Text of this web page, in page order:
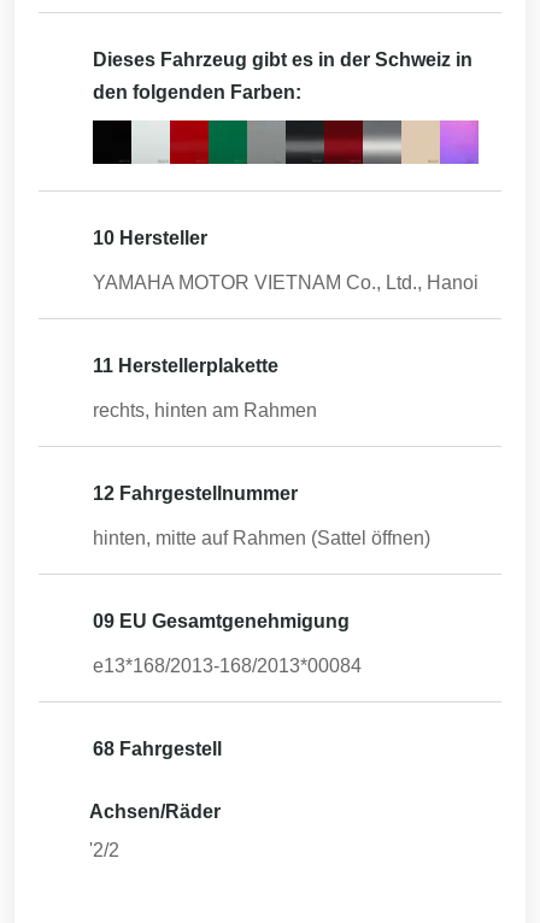
Dieses Fahrzeug gibt es in der Schweiz in
den folgenden Farben:
10 Hersteller
YAMAHA MOTOR VIETNAM Co., Ltd., Hanoi
11 Herstellerplakette
rechts, hinten am Rahmen
12 Fahrgestellnummer
hinten, mitte auf Rahmen (Sattel öffnen)
09 EU Gesamtgenehmigung
e13*168/2013-168/2013*00084
68 Fahrgestell
Achsen/Räder
'2/2